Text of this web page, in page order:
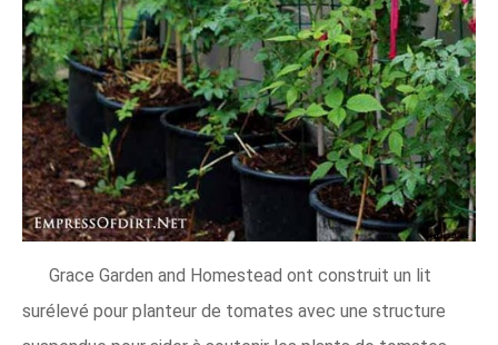
Grace Garden and Homestead ont construit un lit
surélevé pour planteur de tomates avec une structure